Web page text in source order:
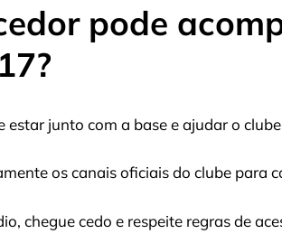
pode
estar junto com a base e ajudar o
os canais oficiais do clube para
chegue cedo e respeite regras de